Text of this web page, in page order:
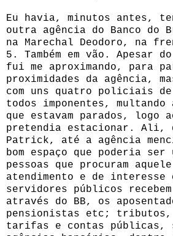
Eu havia, minutos antes,
outra agência do Banco do
na Marechal Deodoro, na
5. Também em vão. Apesar
fui me aproximando, para
proximidades da agência,
com uns quatro policiais
todos imponentes,
que estavam parados, logo
pretendia estacionar. Ali,
Patrick, até a agência
bom espaço que poderia ser
pessoas que procuram
atendimento e de
servidores públicos
através do BB, os
pensionistas etc; tributos,
tarifas e contas públicas,